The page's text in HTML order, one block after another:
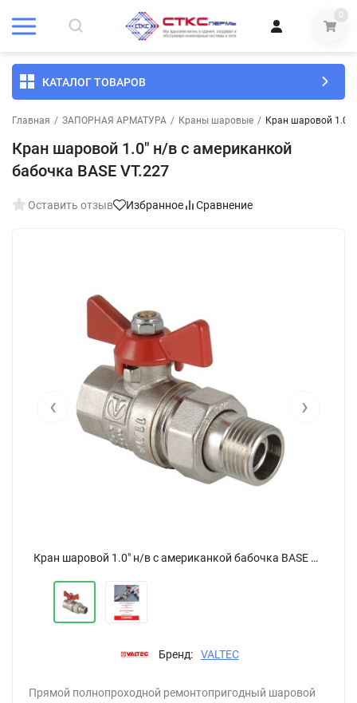
0
КАТАЛОГ ТОВАРОВ
Главная / ЗАПОРНАЯ АРМАТУРА / Краны шаровые / Кран шаровой 1.0"
Кран шаровой 1.0" н/в с американкой
бабочка BASE VT.227
Оставить отзыв Избранное Сравнение
Кран шаровой 1.0" н/в с американкой бабочка BASE VT.227
‹ ›
Бренд: VALTEC
Прямой полнопроходной ремонтопригодный шаровой